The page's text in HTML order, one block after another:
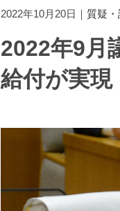
2022年10月20日｜ 質疑
2022年9月
給付が実現